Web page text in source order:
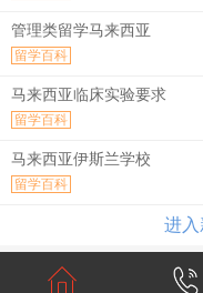
管理类留学马来西亚
留学百科
马来西亚临床实验要求
留学百科
马来西亚伊斯兰学校
留学百科
进入